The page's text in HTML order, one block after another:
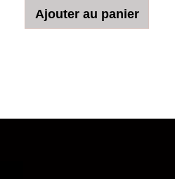
Ajouter au panier